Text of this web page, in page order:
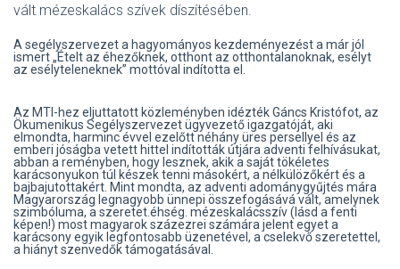
vált mézeskalács szívek díszítésében.
A segélyszervezet a hagyományos kezdeményezést a már jól
ismert „Ételt az éhezőknek, otthont az otthontalanoknak, esélyt
az esélyteleneknek” mottóval indította el.
Az MTI-hez eljuttatott közleményben idézték Gáncs Kristófot, az
Ökumenikus Segélyszervezet ügyvezető igazgatóját, aki
elmondta, harminc évvel ezelőtt néhány üres persellyel és az
emberi jóságba vetett hittel indították útjára adventi felhívásukat,
abban a reményben, hogy lesznek, akik a saját tökéletes
karácsonyukon túl készek tenni másokért, a nélkülözőkért és a
bajbajutottakért. Mint mondta, az adventi adománygyűjtés mára
Magyarország legnagyobb ünnepi összefogásává vált, amelynek
szimbóluma, a szeretet.éhség. mézeskalácsszív (lásd a fenti
képen!) most magyarok százezrei számára jelent egyet a
karácsony egyik legfontosabb üzenetével, a cselekvő szeretettel,
a hiányt szenvedők támogatásával.